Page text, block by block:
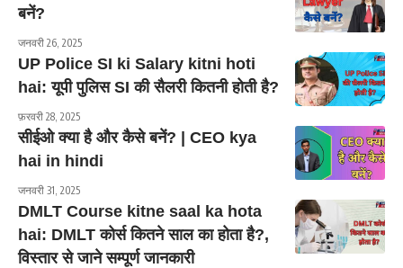
बनें?
जनवरी 26, 2025
UP Police SI ki Salary kitni hoti
hai: यूपी पुलिस SI की सैलरी कितनी होती है?
फ़रवरी 28, 2025
सीईओ क्या है और कैसे बनें? | CEO kya
hai in hindi
जनवरी 31, 2025
DMLT Course kitne saal ka hota
hai: DMLT कोर्स कितने साल का होता है?,
विस्तार से जाने सम्पूर्ण जानकारी